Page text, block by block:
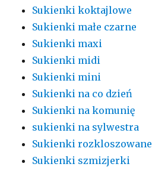
Sukienki koktajlowe
Sukienki małe czarne
Sukienki maxi
Sukienki midi
Sukienki mini
Sukienki na co dzień
Sukienki na komunię
sukienki na sylwestra
Sukienki rozkloszowane
Sukienki szmizjerki